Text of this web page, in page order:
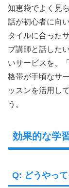
知恵袋でよく見
話が初心者に向
タイルに合った
ブ講師と話した
いサービスを、
格帯が手頃なサ
ッスンを活用し
う。
効果的な学
Q: どうやっ